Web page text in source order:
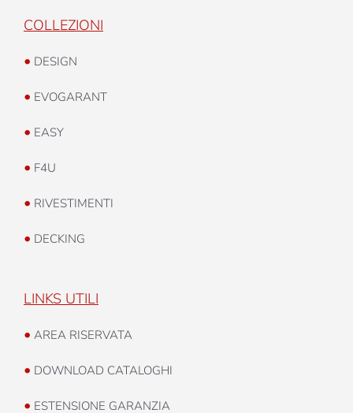
COLLEZIONI
• DESIGN
• EVOGARANT
• EASY
• F4U
• RIVESTIMENTI
• DECKING
LINKS UTILI
• AREA RISERVATA
• DOWNLOAD CATALOGHI
• ESTENSIONE GARANZIA